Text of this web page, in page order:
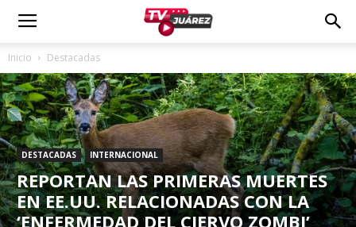
Inicio Destacadas
DESTACADAS INTERNACIONAL
REPORTAN LAS PRIMERAS MUERTES
EN EE.UU. RELACIONADAS CON LA
‘ENFERMEDAD DEL CIERVO ZOMBI’